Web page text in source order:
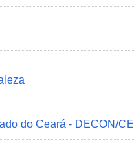
do Ceará - DECON/CE